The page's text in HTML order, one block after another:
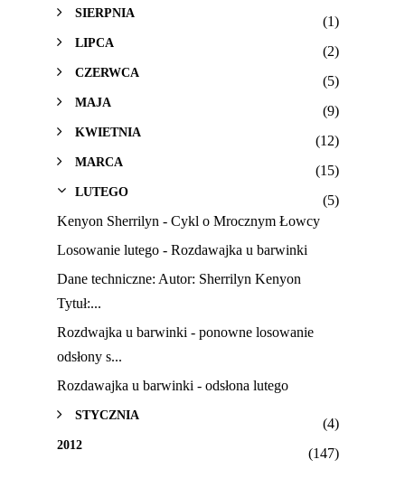
SIERPNIA
(1)
LIPCA
(2)
CZERWCA
(5)
MAJA
(9)
KWIETNIA
(12)
MARCA
(15)
LUTEGO
(5)
Kenyon Sherrilyn - Cykl o Mrocznym Łowcy
Losowanie lutego - Rozdawajka u barwinki
Dane techniczne: Autor: Sherrilyn Kenyon
Tytuł:...
Rozdwajka u barwinki - ponowne losowanie
odsłony s...
Rozdawajka u barwinki - odsłona lutego
STYCZNIA
(4)
2012
(147)